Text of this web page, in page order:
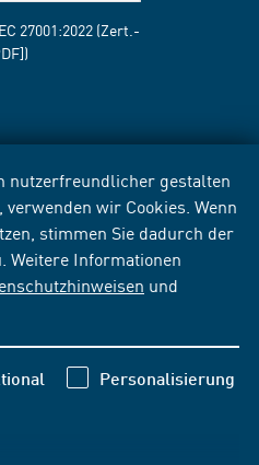
nutzerfreundlicher gestalten
wir Cookies. Wenn
stimmen Sie dadurch der
Weitere Informationen
und
Personalisierung
27001:2022 (Zert.-